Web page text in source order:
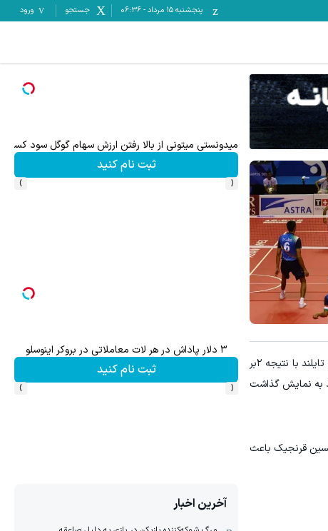
پنجشنبه ۱۵ مرداد -
06:36 جستجو ورود
به گزارش "ورزش سه"، تیم ملی سپک تاکرای ایران در اولین بازی مرحله گروهی مسابقات جام جهانی در مالزی مقابل تیم قدرتمند تایلند با نتیجه ۲بر
به نمایش گذاشت
قرنجیک باعث
میدونستی میتونی از بالا رفتن ارزش سهام گوگل سود کسب
ثبت نام کنید
‹
›
۳ دلار پاداش در هر لات معاملاتی در بروکر اینوسلو
ثبت نام کنید
‹
›
آخرین اخبار